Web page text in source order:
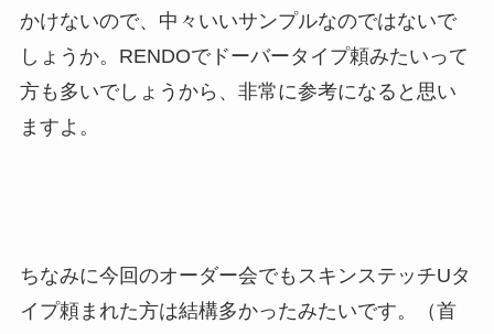
かけないので、中々いいサンプルなのではないで
しょうか。RENDOでドーバータイプ頼みたいって
方も多いでしょうから、非常に参考になると思い
ますよ。
ちなみに今回のオーダー会でもスキンステッチUタ
イプ頼まれた方は結構多かったみたいです。（首